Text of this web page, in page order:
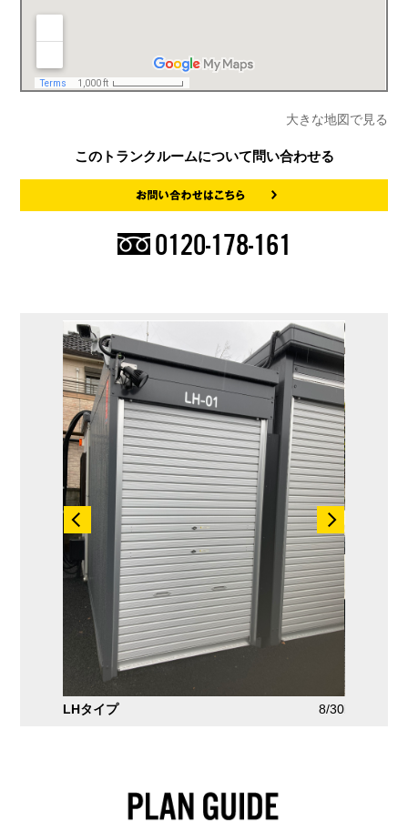
大きな地図で見る
このトランクルームについて問い合わせる
0120-178-161
LHタイプ 8/30